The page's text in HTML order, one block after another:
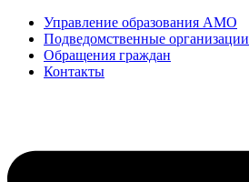
Управление образования АМО
Подведомственные организации
Обращения граждан
Контакты